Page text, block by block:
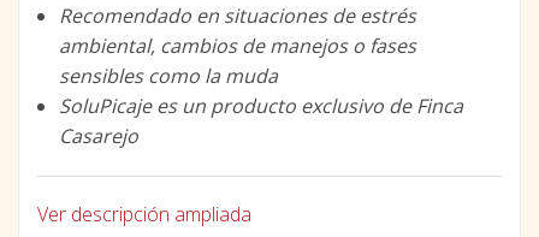
Recomendado en situaciones de estrés
ambiental, cambios de manejos o fases
sensibles como la muda
SoluPicaje es un producto exclusivo de Finca
Casarejo
Ver descripción ampliada